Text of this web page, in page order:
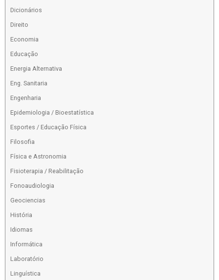
Dicionários
Direito
Economia
Educação
Energia Alternativa
Eng. Sanitaria
Engenharia
Epidemiologia / Bioestatística
Esportes / Educação Física
Filosofia
Física e Astronomia
Fisioterapia / Reabilitação
Fonoaudiologia
Geociencias
História
Idiomas
Informática
Laboratório
Linguística